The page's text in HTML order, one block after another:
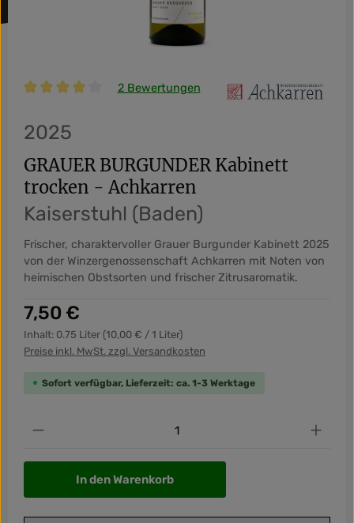
Durchschnittliche Bewertung von 4 von 5 Sternen
2 Bewertungen
2025
GRAUER BURGUNDER Kabinett
trocken - Achkarren
Kaiserstuhl (Baden)
Frischer, charaktervoller Grauer Burgunder Kabinett 2025
von der Winzergenossenschaft Achkarren mit Noten von
heimischen Obstsorten und frischer Zitrusaromatik.
Regulärer Preis:
7,50 €
Inhalt: 0.75 Liter (10,00 € / 1 Liter)
Preise inkl. MwSt. zzgl. Versandkosten
Sofort verfügbar, Lieferzeit: ca. 1-3 Werktage
Produkt Anzahl: Gib den gewünschten Wert
In den Warenkorb